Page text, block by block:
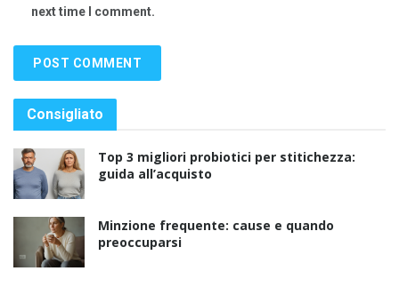
next time I comment.
Consigliato
Top 3 migliori probiotici per stitichezza:
guida all’acquisto
Minzione frequente: cause e quando
preoccuparsi